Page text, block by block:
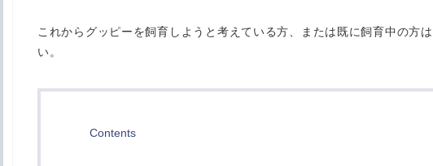
これからグッピーを飼育しようと考えている方、または既に飼育中の方
い。
Contents